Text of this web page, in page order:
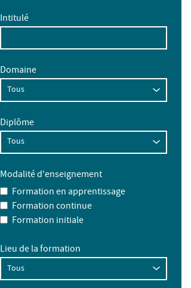
Intitulé
Domaine
Diplôme
Modalité d'enseignement
Formation en apprentissage
Formation continue
Formation initiale
Lieu de la formation